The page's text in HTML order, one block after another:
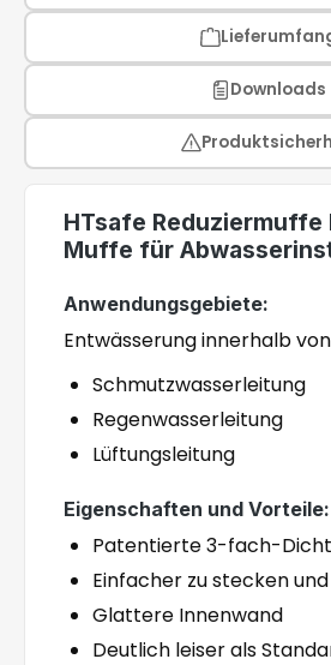
Downloads
HTsafe Reduziermuffe
Muffe für
Anwendungsgebiete:
Entwässerung innerhalb
Schmutzwasserleitung
Regenwasserleitung
Lüftungsleitung
Eigenschaften und Vorteile:
Patentierte 3-fach-
Einfacher zu stecken
Glattere Innenwand
Deutlich leiser als